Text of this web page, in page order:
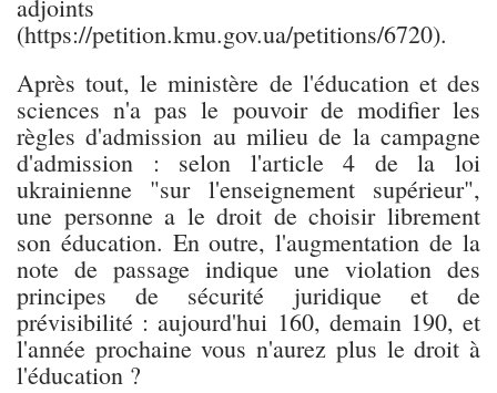
adjoints
(https://petition.kmu.gov.ua/petitions/6720).
Après tout, le ministère de l'éducation et des
sciences n'a pas le pouvoir de modifier les
règles d'admission au milieu de la campagne
d'admission : selon l'article 4 de la loi
ukrainienne "sur l'enseignement supérieur",
une personne a le droit de choisir librement
son éducation. En outre, l'augmentation de la
note de passage indique une violation des
principes de sécurité juridique et de
prévisibilité : aujourd'hui 160, demain 190, et
l'année prochaine vous n'aurez plus le droit à
l'éducation ?